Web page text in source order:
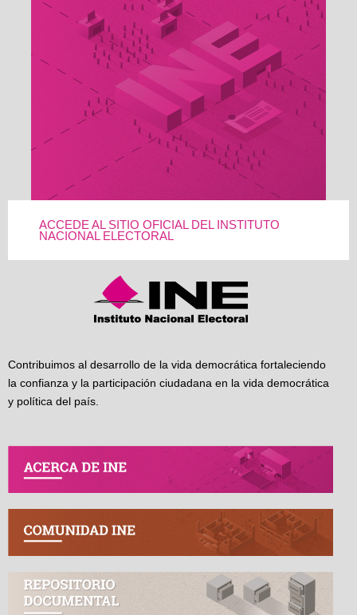
ACCEDE AL SITIO OFICIAL DEL INSTITUTO
NACIONAL ELECTORAL
Contribuimos al desarrollo de la vida democrática fortaleciendo
la confianza y la participación ciudadana en la vida democrática
y política del país.